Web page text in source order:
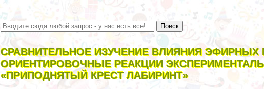
СРАВНИТЕЛЬНОЕ ИЗУЧЕНИЕ ВЛИЯНИЯ
ОРИЕНТИРОВОЧНЫЕ РЕАКЦИИ
«ПРИПОДНЯТЫЙ КРЕСТ ЛАБИРИНТ»